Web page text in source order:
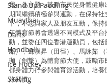
Stand Up Paddling
Muaythai
Darts
Handball
Ice Hockey
Skating
我」為主題，鼓勵市民從身體健康
期間繼續積極參與運動，在保持社
下，不忘與家人及朋友互動，保持
年體育節將會透過不同模式及平台
動，並委任四位香港運動員，包括
船）﹑鄧漢昇（田徑）、馬詠茹
珈（劍撃）為體育節大使，鼓勵市
都身體力行參與體育節活動，培養
好習慣。